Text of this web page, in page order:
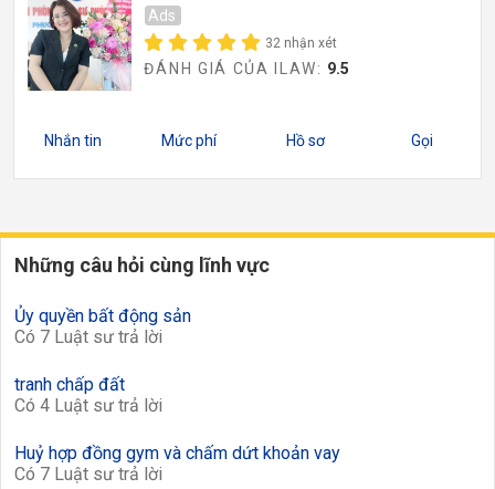
Ads
32 nhận xét
ĐÁNH GIÁ CỦA ILAW: 9.5
Nhắn tin Mức phí Hồ sơ Gọi
Những câu hỏi cùng lĩnh vực
Ủy quyền bất động sản
Có 7 Luật sư trả lời
tranh chấp đất
Có 4 Luật sư trả lời
Huỷ hợp đồng gym và chấm dứt khoản vay
Có 7 Luật sư trả lời